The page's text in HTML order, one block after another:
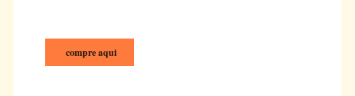
compre aqui